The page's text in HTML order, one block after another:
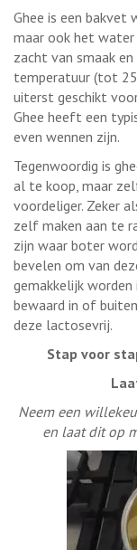
Ghee is een bakvet
maar ook het water
zacht van smaak
temperatuur (tot
uiterst geschikt
Ghee heeft een
even wennen zijn.
Tegenwoordig is
al te koop, maar
voordeliger. Zeker
zelf maken aan te
zijn waar boter
bevelen om van
gemakkelijk
bewaard in of
deze lactosevrij.
Stap voor
Neem een
en laat dit op